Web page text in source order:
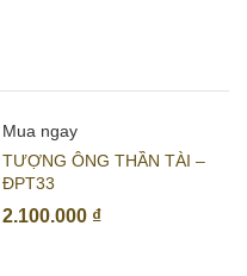
Mua ngay
TƯỢNG ÔNG THẦN TÀI –
ĐPT33
2.100.000 ₫